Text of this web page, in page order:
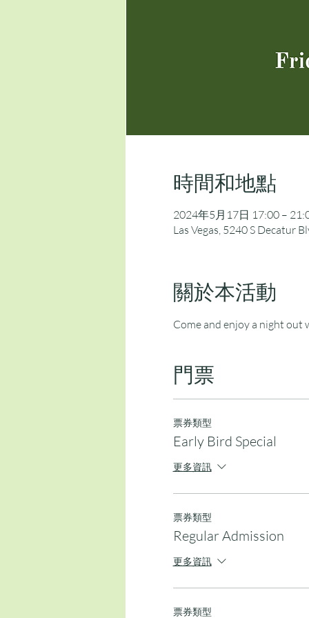
時間和地點
2024年5月17日 17:00 –
Las Vegas, 5240 S Decatur
關於本活動
Come and enjoy a night out
門票
票券類型
Early Bird Special
更多資訊
票券類型
Regular Admission
更多資訊
票券類型